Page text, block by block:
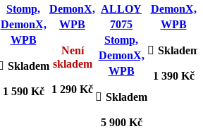
Stomp,
DemonX,
WPB
Skladem
1 590 Kč
DemonX,
WPB
Není
skladem
1 290 Kč
ALLOY
7075
Stomp,
DemonX,
WPB
Skladem
5 900 Kč
DemonX,
WPB
Skladem
1 390 Kč